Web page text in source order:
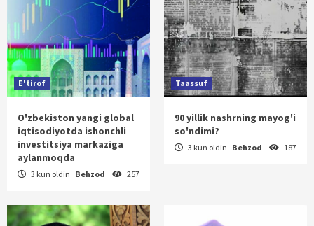
E'tirof
O'zbekiston yangi global
iqtisodiyotda ishonchli
investitsiya markaziga
aylanmoqda
3 kun oldin Behzod 257
Taassuf
90 yillik nashrning mayog'i
so'ndimi?
3 kun oldin Behzod 187